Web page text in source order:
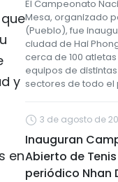
y
en
El Campeonato
Mesa, organizado
(Pueblo), fue
ciudad de Hai
cerca de 100
equipos de
sectores de todo el
3 de agosto de
Inauguran
Abierto de
periódico Nhan